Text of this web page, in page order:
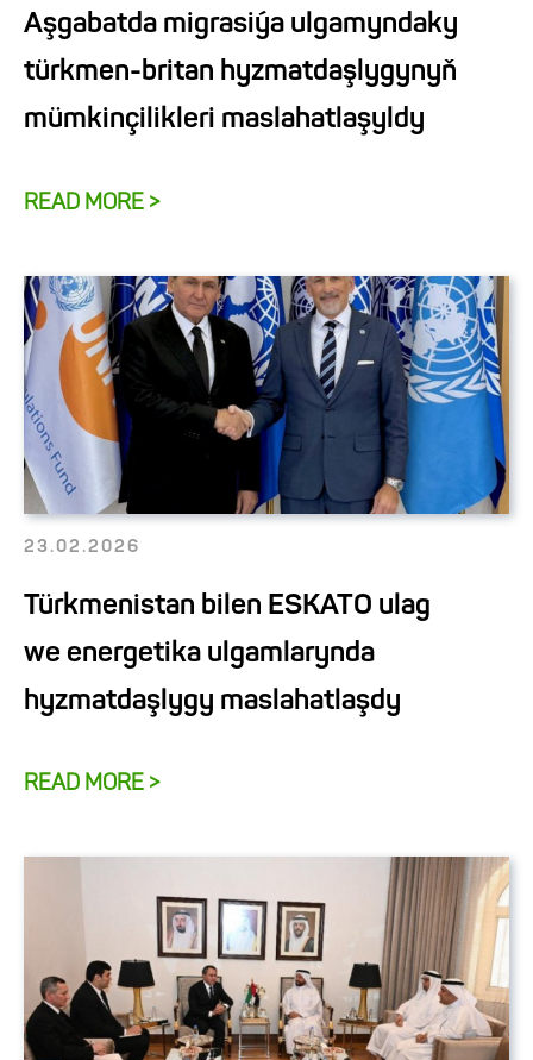
Aşgabatda migrasiýa ulgamyndaky
türkmen-britan hyzmatdaşlygynyň
mümkinçilikleri maslahatlaşyldy
READ MORE >
23.02.2026
Türkmenistan bilen ESKATO ulag
we energetika ulgamlarynda
hyzmatdaşlygy maslahatlaşdy
READ MORE >